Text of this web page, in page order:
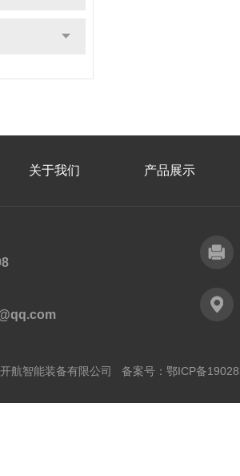
关于我们 产品展示
航智能装备有限公司 备案号： 鄂ICP备